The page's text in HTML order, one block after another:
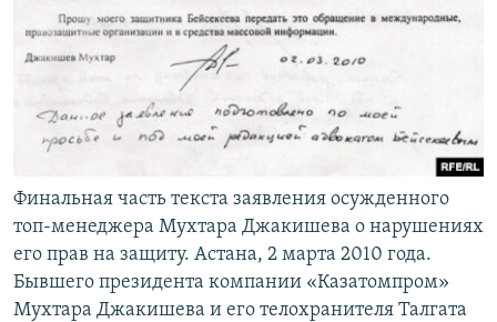
Финальная часть текста заявления осужденного
топ-менеджера Мухтара Джакишева о нарушениях
его прав на защиту. Астана, 2 марта 2010 года.
Бывшего президента компании «Казатомпром»
Мухтара Джакишева и его телохранителя Талгата